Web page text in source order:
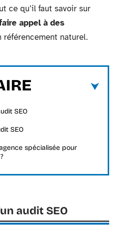
ce qu’il faut savoir sur
appel à des
référencement naturel.
SEO
SEO
spécialisée pour
audit SEO